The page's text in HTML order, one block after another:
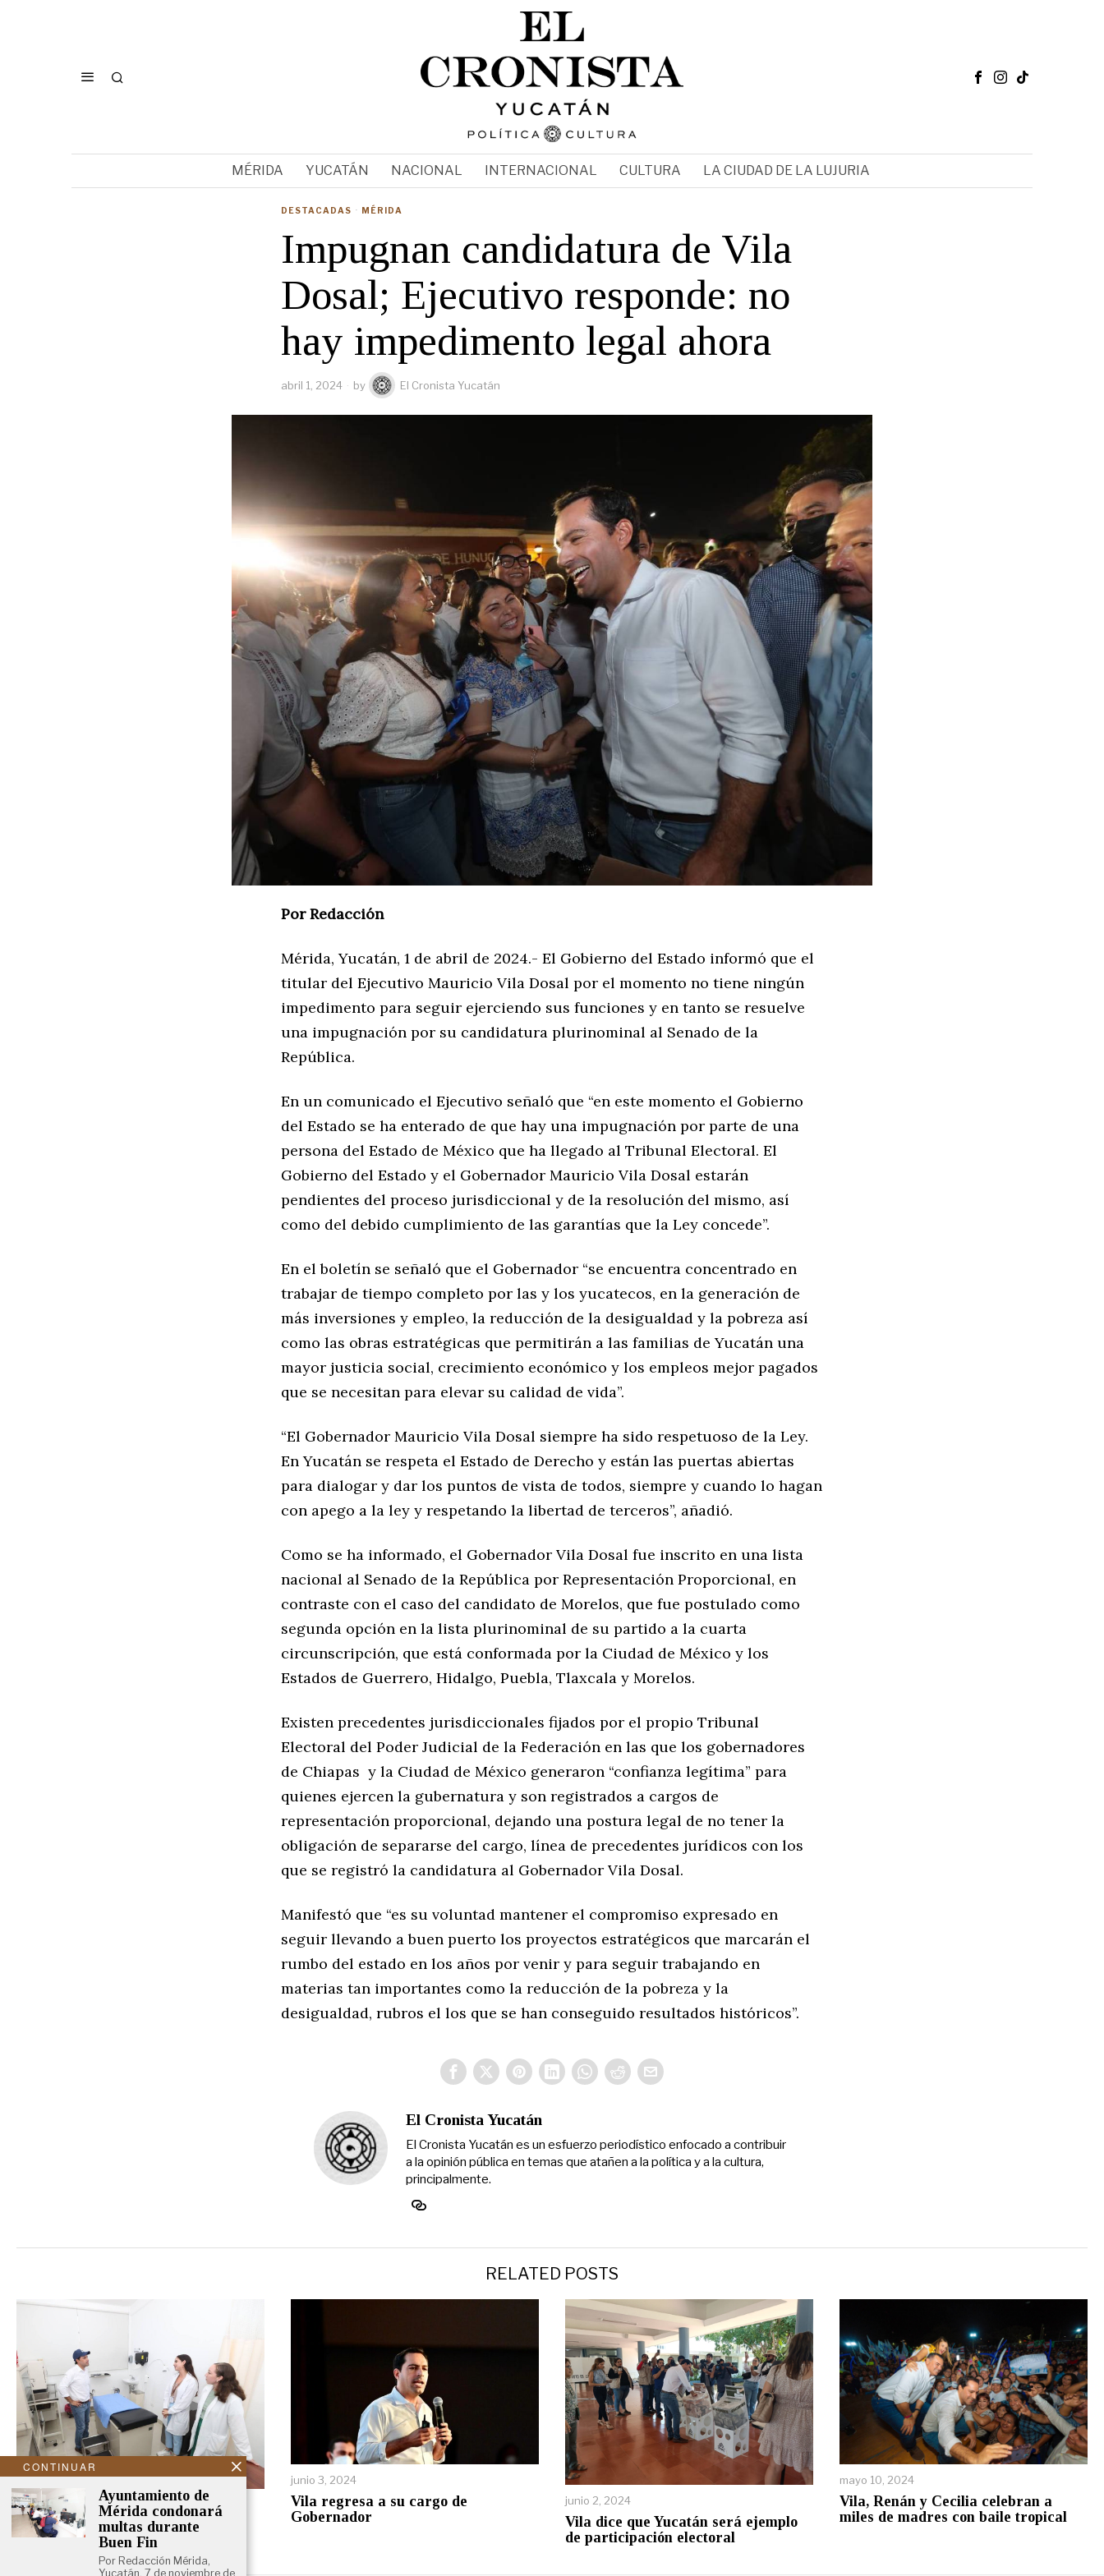
MÉRIDA YUCATÁN NACIONAL INTERNACIONAL CULTURA LA CIUDAD DE LA LUJURIA
DESTACADAS · MÉRIDA
Impugnan candidatura de Vila
Dosal; Ejecutivo responde: no
hay impedimento legal ahora
abril 1, 2024 by El Cronista Yucatán
Por Redacción
Mérida, Yucatán, 1 de abril de 2024.- El Gobierno del Estado informó que el
titular del Ejecutivo Mauricio Vila Dosal por el momento no tiene ningún
impedimento para seguir ejerciendo sus funciones y en tanto se resuelve
una impugnación por su candidatura plurinominal al Senado de la
República.
En un comunicado el Ejecutivo señaló que “en este momento el Gobierno
del Estado se ha enterado de que hay una impugnación por parte de una
persona del Estado de México que ha llegado al Tribunal Electoral. El
Gobierno del Estado y el Gobernador Mauricio Vila Dosal estarán
pendientes del proceso jurisdiccional y de la resolución del mismo, así
como del debido cumplimiento de las garantías que la Ley concede”.
En el boletín se señaló que el Gobernador “se encuentra concentrado en
trabajar de tiempo completo por las y los yucatecos, en la generación de
más inversiones y empleo, la reducción de la desigualdad y la pobreza así
como las obras estratégicas que permitirán a las familias de Yucatán una
mayor justicia social, crecimiento económico y los empleos mejor pagados
que se necesitan para elevar su calidad de vida”.
“El Gobernador Mauricio Vila Dosal siempre ha sido respetuoso de la Ley.
En Yucatán se respeta el Estado de Derecho y están las puertas abiertas
para dialogar y dar los puntos de vista de todos, siempre y cuando lo hagan
con apego a la ley y respetando la libertad de terceros”, añadió.
Como se ha informado, el Gobernador Vila Dosal fue inscrito en una lista
nacional al Senado de la República por Representación Proporcional, en
contraste con el caso del candidato de Morelos, que fue postulado como
segunda opción en la lista plurinominal de su partido a la cuarta
circunscripción, que está conformada por la Ciudad de México y los
Estados de Guerrero, Hidalgo, Puebla, Tlaxcala y Morelos.
Existen precedentes jurisdiccionales fijados por el propio Tribunal
Electoral del Poder Judicial de la Federación en las que los gobernadores
de Chiapas y la Ciudad de México generaron “confianza legítima” para
quienes ejercen la gubernatura y son registrados a cargos de
representación proporcional, dejando una postura legal de no tener la
obligación de separarse del cargo, línea de precedentes jurídicos con los
que se registró la candidatura al Gobernador Vila Dosal.
Manifestó que “es su voluntad mantener el compromiso expresado en
seguir llevando a buen puerto los proyectos estratégicos que marcarán el
rumbo del estado en los años por venir y para seguir trabajando en
materias tan importantes como la reducción de la pobreza y la
desigualdad, rubros el los que se han conseguido resultados históricos”.
El Cronista Yucatán
El Cronista Yucatán es un esfuerzo periodístico enfocado a contribuir
a la opinión pública en temas que atañen a la política y a la cultura,
principalmente.
RELATED POSTS
julio 16, 2024
Vila inicia gira de despedida por
Centros de Salud del Estado
junio 3, 2024
Vila regresa a su cargo de
Gobernador
junio 2, 2024
Vila dice que Yucatán será ejemplo
de participación electoral
mayo 10, 2024
Vila, Renán y Cecilia celebran a
miles de madres con baile tropical
CONTINUAR
Ayuntamiento de
Mérida condonará
multas durante
Buen Fin
Por Redacción Mérida,
Yucatán, 7 de noviembre de